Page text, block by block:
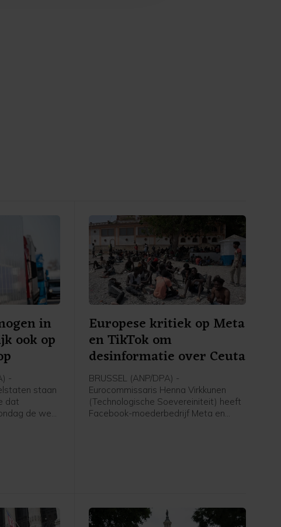
in
ook op
-
staan
dat
de weg
Europese kritiek op Meta
en TikTok om
desinformatie over Ceuta
BRUSSEL (ANP/DPA) -
Eurocommissaris Henna Virkkunen
(Technologische Soevereiniteit) heeft
Facebook-moederbedrijf Meta en